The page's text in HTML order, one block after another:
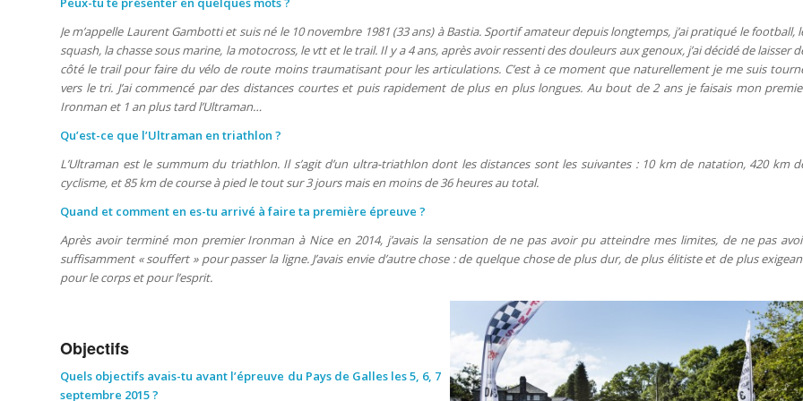
Je m’appelle Laurent Gambotti et suis né le 10 novembre 1981 (33 ans) à Bastia. Sportif amateur depuis longtemps, j’ai pratiqué le football,
squash, la chasse sous marine, la motocross, le vtt et le trail. Il y a 4 ans, après avoir ressenti des douleurs aux genoux, j’ai décidé de laisser
côté le trail pour faire du vélo de route moins traumatisant pour les articulations. C’est à ce moment que naturellement je me suis
vers le tri. J’ai commencé par des distances courtes et puis rapidement de plus en plus longues. Au bout de 2 ans je faisais mon
Ironman et 1 an plus tard l’Ultraman…
Qu’est-ce que l’Ultraman en triathlon ?
L’Ultraman est le summum du triathlon. Il s’agit d’un ultra-triathlon dont les distances sont les suivantes : 10 km de natation, 420 km
cyclisme, et 85 km de course à pied le tout sur 3 jours mais en moins de 36 heures au total.
Quand et comment en es-tu arrivé à faire ta première épreuve ?
Après avoir terminé mon premier Ironman à Nice en 2014, j’avais la sensation de ne pas avoir pu atteindre mes limites, de ne pas
suffisamment « souffert » pour passer la ligne. J’avais envie d’autre chose : de quelque chose de plus dur, de plus élitiste et de plus
pour le corps et pour l’esprit.
Objectifs
Quels objectifs avais-tu avant l’épreuve du Pays de Galles les 5, 6, 7
septembre 2015 ?